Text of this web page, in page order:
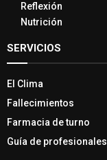
Reflexión
Nutrición
SERVICIOS
El Clima
Fallecimientos
Farmacia de turno
Guía de profesionales